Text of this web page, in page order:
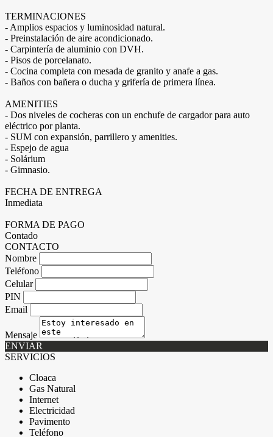
TERMINACIONES
- Amplios espacios y luminosidad natural.
- Preinstalación de aire acondicionado.
- Carpintería de aluminio con DVH.
- Pisos de porcelanato.
- Cocina completa con mesada de granito y anafe a gas.
- Baños con bañera o ducha y grifería de primera línea.
AMENITIES
- Dos niveles de cocheras con un enchufe de cargador para auto
eléctrico por planta.
- SUM con expansión, parrillero y amenities.
- Espejo de agua
- Solárium
- Gimnasio.
FECHA DE ENTREGA
Inmediata
FORMA DE PAGO
Contado
CONTACTO
Nombre
Teléfono
Celular
PIN
Email
Mensaje
ENVIAR
SERVICIOS
Cloaca
Gas Natural
Internet
Electricidad
Pavimento
Teléfono